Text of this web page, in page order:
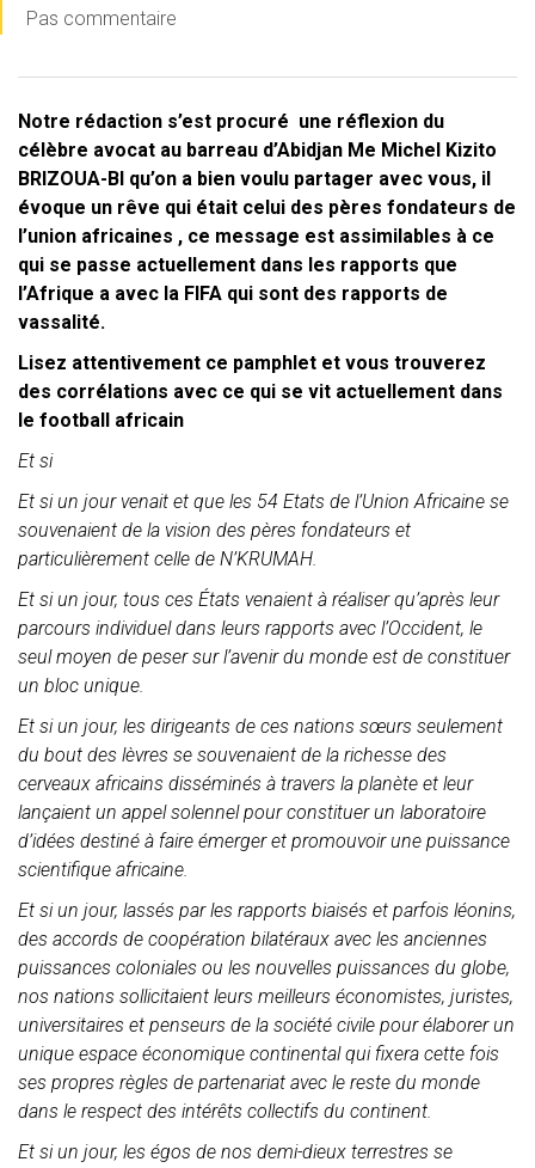
Pas commentaire
Notre rédaction s’est procuré une réflexion du
célèbre avocat au barreau d’Abidjan Me Michel Kizito
BRIZOUA-BI qu’on a bien voulu partager avec vous, il
évoque un rêve qui était celui des pères fondateurs de
l’union africaines , ce message est assimilables à ce
qui se passe actuellement dans les rapports que
l’Afrique a avec la FIFA qui sont des rapports de
vassalité.
Lisez attentivement ce pamphlet et vous trouverez
des corrélations avec ce qui se vit actuellement dans
le football africain
Et si
Et si un jour venait et que les 54 Etats de l’Union Africaine se
souvenaient de la vision des pères fondateurs et
particulièrement celle de N’KRUMAH.
Et si un jour, tous ces États venaient à réaliser qu’après leur
parcours individuel dans leurs rapports avec l’Occident, le
seul moyen de peser sur l’avenir du monde est de constituer
un bloc unique.
Et si un jour, les dirigeants de ces nations sœurs seulement
du bout des lèvres se souvenaient de la richesse des
cerveaux africains disséminés à travers la planète et leur
lançaient un appel solennel pour constituer un laboratoire
d’idées destiné à faire émerger et promouvoir une puissance
scientifique africaine.
Et si un jour, lassés par les rapports biaisés et parfois léonins,
des accords de coopération bilatéraux avec les anciennes
puissances coloniales ou les nouvelles puissances du globe,
nos nations sollicitaient leurs meilleurs économistes, juristes,
universitaires et penseurs de la société civile pour élaborer un
unique espace économique continental qui fixera cette fois
ses propres règles de partenariat avec le reste du monde
dans le respect des intérêts collectifs du continent.
Et si un jour, les égos de nos demi-dieux terrestres se